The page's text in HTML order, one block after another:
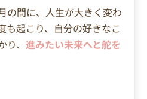
の間に、人生が大きく変わ
も起こり、自分の好きなこ
り、進みたい未来へと舵を